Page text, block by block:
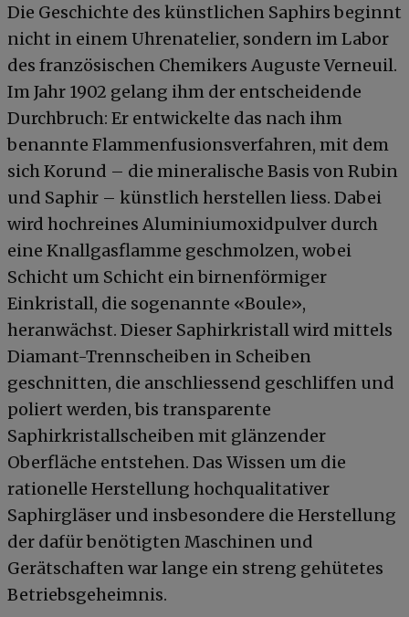
Die Geschichte des künstlichen Saphirs beginnt
nicht in einem Uhrenatelier, sondern im Labor
des französischen Chemikers Auguste Verneuil.
Im Jahr 1902 gelang ihm der entscheidende
Durchbruch: Er entwickelte das nach ihm
benannte Flammenfusionsverfahren, mit dem
sich Korund – die mineralische Basis von Rubin
und Saphir – künstlich herstellen liess. Dabei
wird hochreines Aluminiumoxidpulver durch
eine Knallgasflamme geschmolzen, wobei
Schicht um Schicht ein birnenförmiger
Einkristall, die sogenannte «Boule»,
heranwächst. Dieser Saphirkristall wird mittels
Diamant-Trennscheiben in Scheiben
geschnitten, die anschliessend geschliffen und
poliert werden, bis transparente
Saphirkristallscheiben mit glänzender
Oberfläche entstehen. Das Wissen um die
rationelle Herstellung hochqualitativer
Saphirgläser und insbesondere die Herstellung
der dafür benötigten Maschinen und
Gerätschaften war lange ein streng gehütetes
Betriebsgeheimnis.